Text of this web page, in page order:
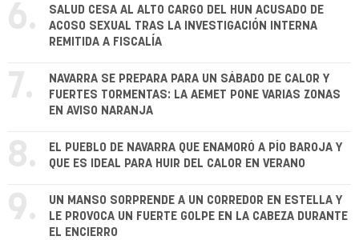
6.
SALUD CESA AL ALTO CARGO DEL HUN ACUSADO DE
ACOSO SEXUAL TRAS LA INVESTIGACIÓN INTERNA
REMITIDA A FISCALÍA
7.
NAVARRA SE PREPARA PARA UN SÁBADO DE CALOR Y
FUERTES TORMENTAS: LA AEMET PONE VARIAS ZONAS
EN AVISO NARANJA
8.
EL PUEBLO DE NAVARRA QUE ENAMORÓ A PÍO BAROJA Y
QUE ES IDEAL PARA HUIR DEL CALOR EN VERANO
9.
UN MANSO SORPRENDE A UN CORREDOR EN ESTELLA Y
LE PROVOCA UN FUERTE GOLPE EN LA CABEZA DURANTE
EL ENCIERRO